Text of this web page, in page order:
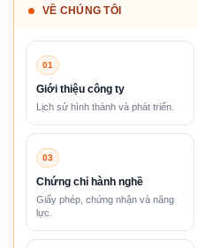
VỀ CHÚNG TÔI
01
Giới thiệu công ty
Lịch sử hình thành và phát triển.
03
Chứng chỉ hành nghề
Giấy phép, chứng nhận và năng
lực.